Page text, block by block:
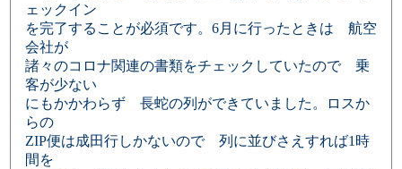
ェックイン
を完了することが必須です。6月に行ったときは 航空
会社が
諸々のコロナ関連の書類をチェックしていたので 乗
客が少ない
にもかかわらず 長蛇の列ができていました。ロスか
らの
ZIP便は成田行しかないので 列に並びさえすれば1時
間を